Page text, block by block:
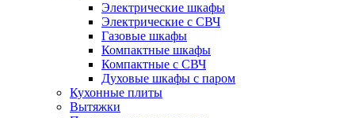
Электрические шкафы
Электрические с СВЧ
Газовые шкафы
Компактные шкафы
Компактные с СВЧ
Духовые шкафы с паром
Кухонные плиты
Вытяжки